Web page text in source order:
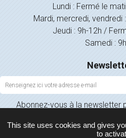
Lundi : Fermé le
Mardi, mercredi, vendredi
Jeudi : 9h-12h /
Samedi :
Inscription
à
la
Abonnez-vous à la newsletter
This site uses cookies and gives
to